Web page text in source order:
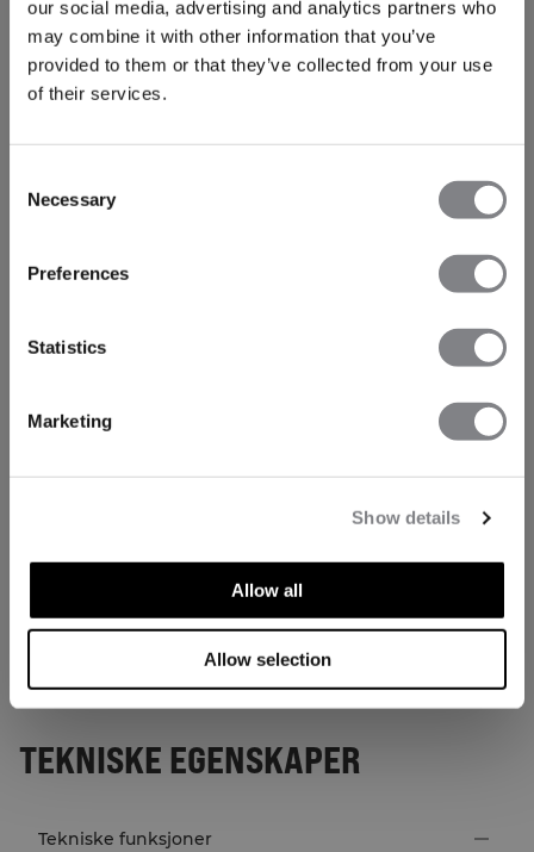
our social media, advertising and analytics partners who
may combine it with other information that you’ve
provided to them or that they’ve collected from your use
of their services.
Selection
Necessary
Preferences
Statistics
Marketing
Show details
Allow all
Allow selection
TEKNISKE EGENSKAPER
Tekniske funksjoner